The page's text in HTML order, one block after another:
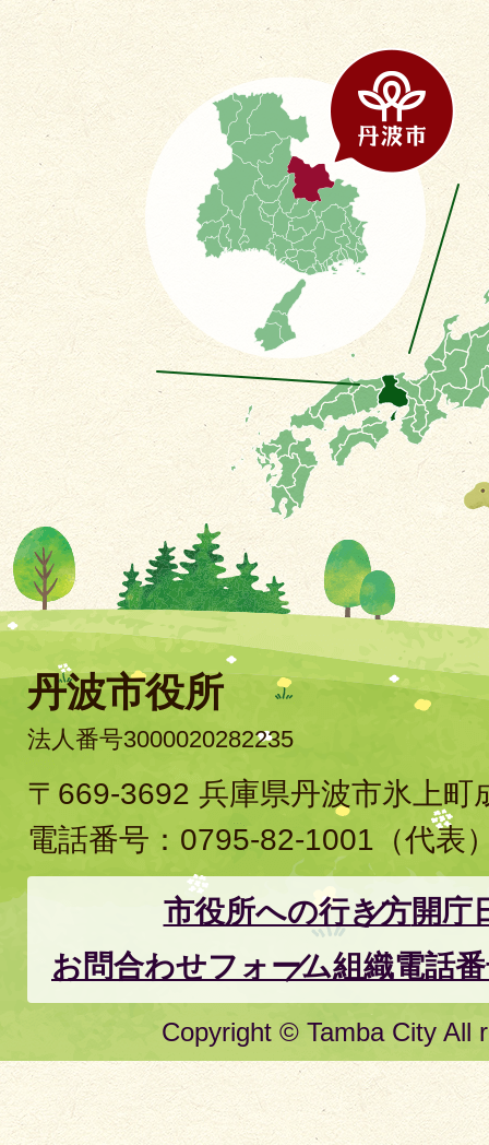
丹波市役所
法人番号3000020282235
〒669-3692 兵庫県丹波市氷上町
電話番号： 0795-82-1001 （代表
市役所への行き方開庁
お問合わせフォーム組織電話
Copyright © Tamba City All